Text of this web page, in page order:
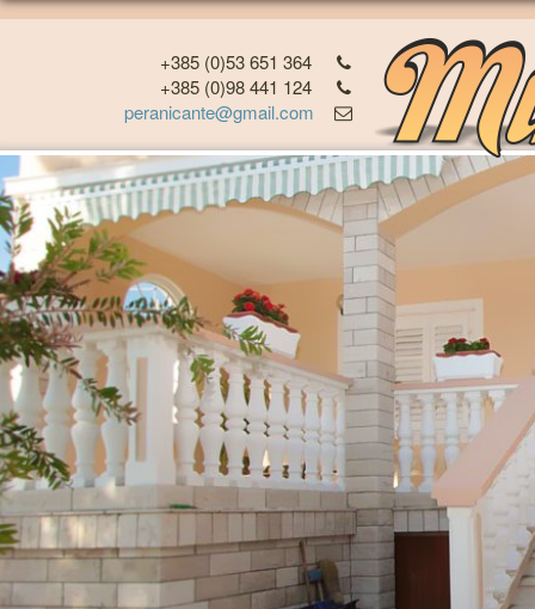
+385 (0)53 651 364
+385 (0)98 441 124
peranicante@gmail.com